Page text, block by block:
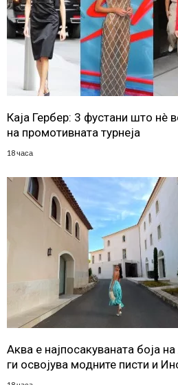
Каја Гербер: 3 фустани што нè
на промотивната турнеја
18 часа
Аква е најпосакуваната боја
ги освојува модните писти и